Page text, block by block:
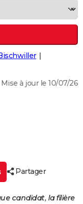
Mise à jour le 10/07/26
Partager
candidat, la filière